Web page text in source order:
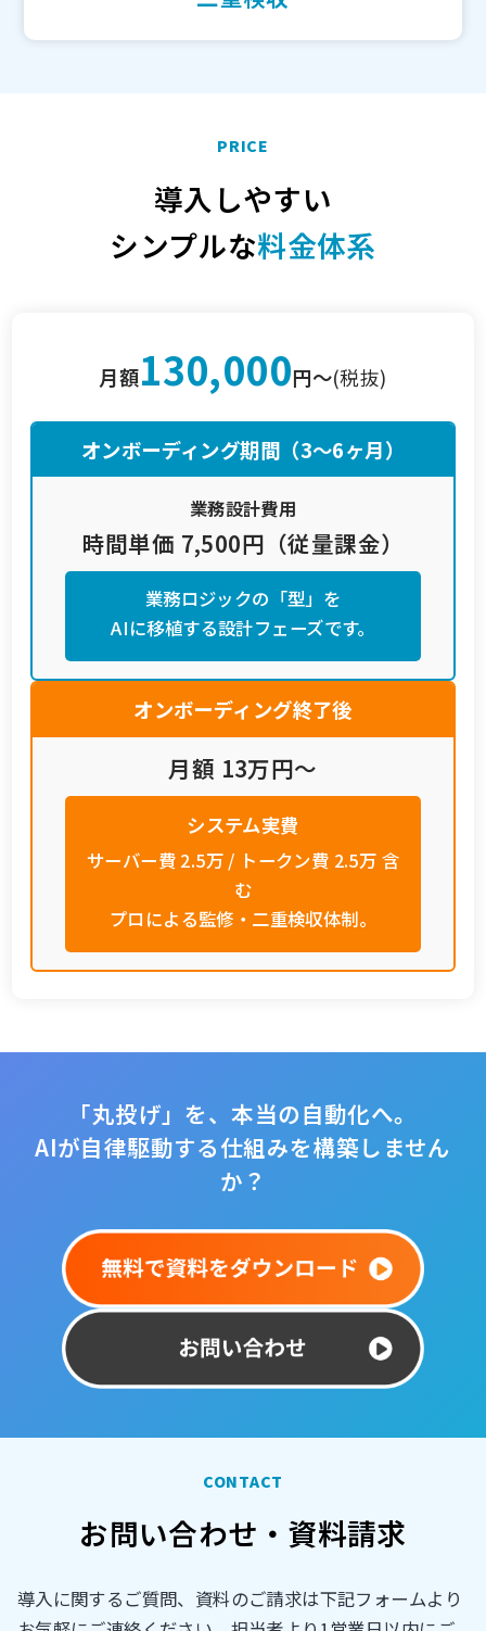
PRICE
導入しやすい
シンプルな料金体系
月額130,000円〜(税抜)
オンボーディング期間（3〜6ヶ月）
業務設計費用
時間単価 7,500円（従量課金）
業務ロジックの「型」を
AIに移植する設計フェーズです。
オンボーディング終了後
月額 13万円〜
システム実費
サーバー費 2.5万 / トークン費 2.5万 含
む
プロによる監修・二重検収体制。
「丸投げ」を、本当の自動化へ。
AIが自律駆動する仕組みを構築しません
か？
CONTACT
お問い合わせ・資料請求
導入に関するご質問、資料のご請求は下記フォームより